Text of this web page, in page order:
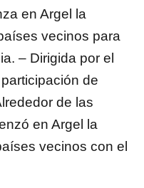
en Argel la
vecinos para
– Dirigida por el
de
de las
en Argel la
vecinos con el